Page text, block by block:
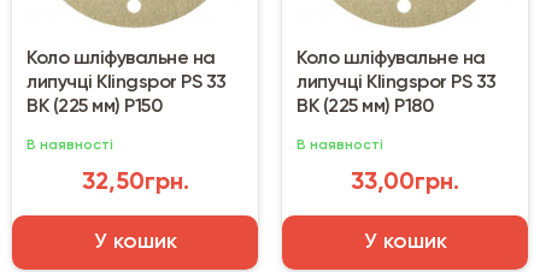
Коло шліфувальне на
липучці Klingspor PS 33
BK (225 мм) Р150
В наявності
32,50грн.
У кошик
Коло шліфувальне на
липучці Klingspor PS 33
BK (225 мм) Р180
В наявності
33,00грн.
У кошик